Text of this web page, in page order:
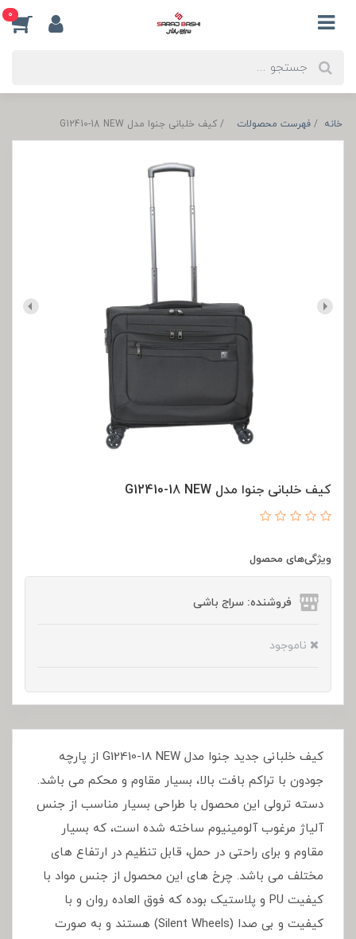
0
خانه فهرست محصولات کیف خلبانی جنوا مدل G12410-18 NEW
کیف خلبانی جنوا مدل G12410-18 NEW
ویژگی‌های محصول
فروشنده: سراج باشی
ناموجود
کیف خلبانی جدید جنوا مدل G12410-18 NEW از پارچه
جودون با تراکم بافت بالا، بسیار مقاوم و محکم می باشد.
دسته ترولی این محصول با طراحی بسیار مناسب از جنس
آلیاژ مرغوب آلومینیوم ساخته شده است، که بسیار
مقاوم و برای راحتی در حمل، قابل تنظیم در ارتفاع های
مختلف می باشد. چرخ های این محصول از جنس مواد با
کیفیت PU و پلاستیک بوده که فوق العاده روان و با
کیفیت و بی صدا (Silent Wheels) هستند و به صورت